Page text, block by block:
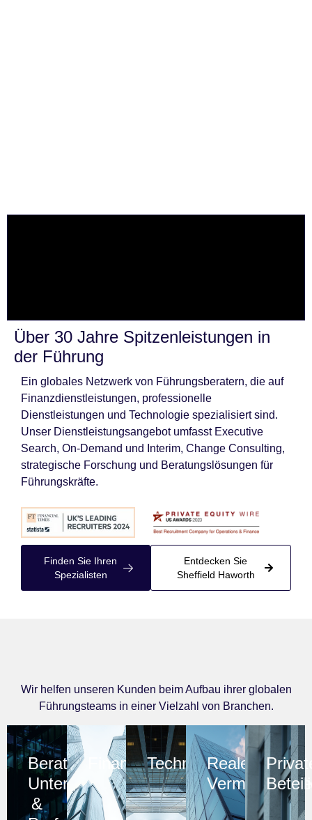
Über 30 Jahre Spitzenleistungen in
der Führung
Ein globales Netzwerk von Führungsberatern, die auf
Finanzdienstleistungen, professionelle
Dienstleistungen und Technologie spezialisiert sind.
Unser Dienstleistungsangebot umfasst Executive
Search, On-Demand und Interim, Change Consulting,
strategische Forschung und Beratungslösungen für
Führungskräfte.
Finden Sie Ihren
Spezialisten
Entdecken Sie
Sheffield Haworth
Wir helfen unseren Kunden beim Aufbau ihrer globalen
Führungsteams in einer Vielzahl von Branchen.
Beratung,
Unternehmensdienstleistungen
&
Finanzdienstleistungen
Technologie
Reale